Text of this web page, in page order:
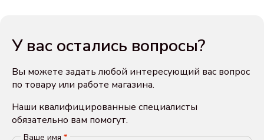
У вас остались вопросы?
Вы можете задать любой интересующий вас вопрос
по товару или работе магазина.
Наши квалифицированные специалисты
обязательно вам помогут.
Ваше имя *